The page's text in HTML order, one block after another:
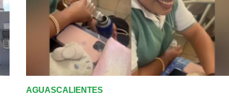
AGUASCALIENTES